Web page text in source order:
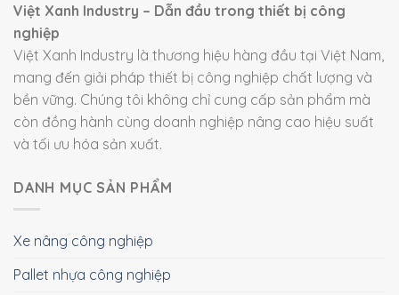
Việt Xanh Industry – Dẫn đầu trong thiết bị công
nghiệp
Việt Xanh Industry là thương hiệu hàng đầu tại Việt Nam,
mang đến giải pháp thiết bị công nghiệp chất lượng và
bền vững. Chúng tôi không chỉ cung cấp sản phẩm mà
còn đồng hành cùng doanh nghiệp nâng cao hiệu suất
và tối ưu hóa sản xuất.
DANH MỤC SẢN PHẨM
Xe nâng công nghiệp
Pallet nhựa công nghiệp